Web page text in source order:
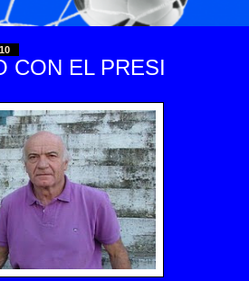
CON EL PRESI